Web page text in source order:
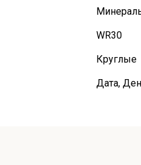
WR30
Круглые
Дата,